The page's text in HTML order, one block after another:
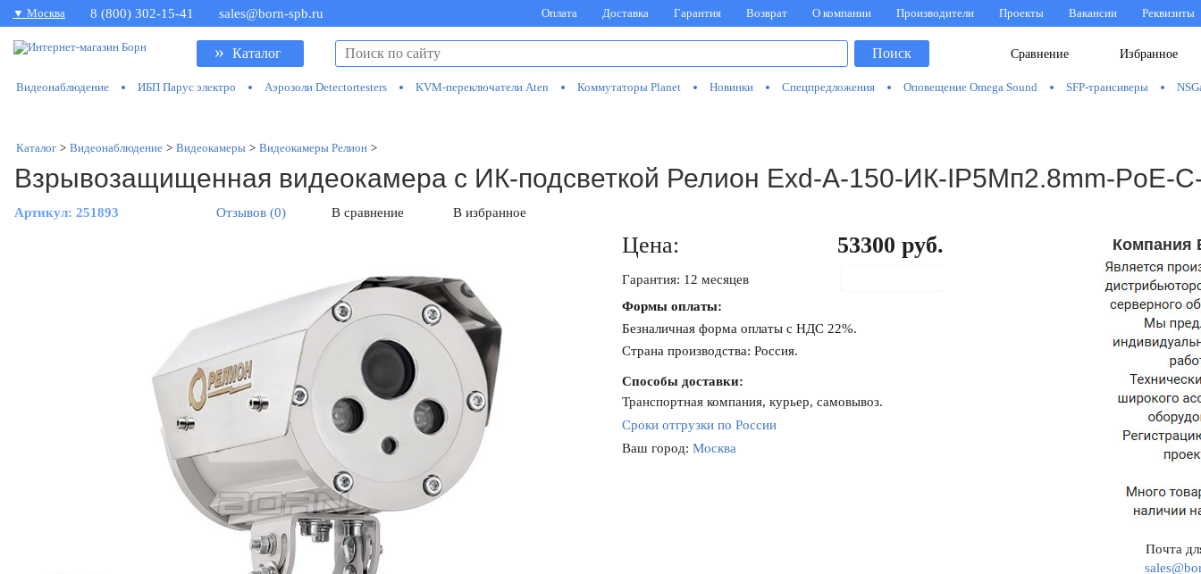
▼ Москва 8 (800) 302-15-41 sales@born-spb.ru Оплата Доставка Гарантия Возврат О компании Производители Проекты Вакансии Реквизиты
» Каталог Избранное
Сравнение
Поиск
Видеонаблюдение ИБП Парус электро Аэрозоли Detectortesters KVM-переключатели Aten Коммутаторы Planet Новинки Спецпредложения Оповещение Omega Sound SFP-трансиверы
Каталог > Видеонаблюдение > Видеокамеры > Видеокамеры Релион >
Взрывозащищенная видеокамера с ИК-подсветкой Релион Exd-А-150-ИК-IP5Мп2.8mm-PoE-
Артикул: 251893 Отзывов (0) В сравнение В избранное
Цена: 53300 руб.
Гарантия: 12 месяцев
Формы оплаты:
Безналичная форма оплаты с НДС 22%.
Страна производства: Россия.
Способы доставки:
Транспортная компания, курьер, самовывоз.
Сроки отгрузки по России
Ваш город: Москва
Компания
Почта